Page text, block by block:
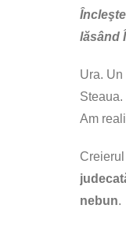
lăsând
Ura.
Steaua.
Am
nebun.